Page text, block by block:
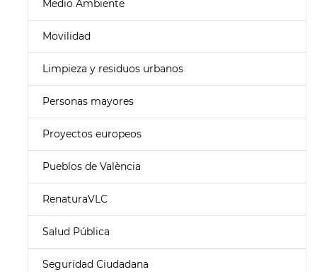
Medio Ambiente
Movilidad
Limpieza y residuos urbanos
Personas mayores
Proyectos europeos
Pueblos de València
RenaturaVLC
Salud Pública
Seguridad Ciudadana